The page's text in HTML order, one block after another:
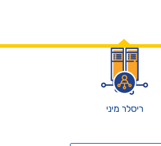
ריסלר מיני